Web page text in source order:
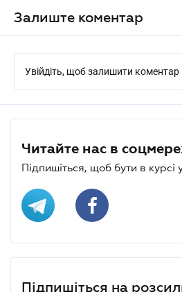
Залиште коментар
Увійдіть, щоб залишити коментар
Читайте нас в
Підпишіться, щоб бути в курсі
Підпишіться на